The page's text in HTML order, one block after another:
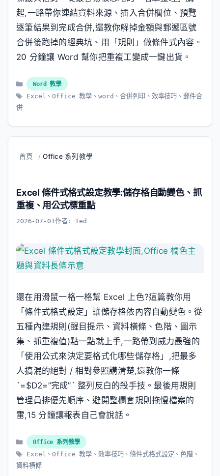
起,一路帶你連結資料來源、插入合併欄位、預覽
逐筆結果到完成合併,還教你解掉金額與郵遞區號
合併後跑掉的經典坑、用「規則」做條件式內容。
20 分鐘讓 Word 幫你把重複工變成一鍵出貨。
分
類
Word 教學
標
Excel 、Office 教學 、 word 、合併列印 、 效率技巧 、郵件合
併
首頁 /Office 系列教學
Excel 條件式格式設定教學:儲存格自動變色、抓
重複、用公式標重點
2026-07-01作者:Ted
還在用滑鼠一格一格幫 Excel 上色?這篇教你用
「條件式格式設定」讓儲存格依內容自動變色。從
五種內建規則(醒目提示、資料橫條、色階、圖示
集、抓重複值)點一點就上手,一路帶到威力最強的
「使用公式來決定要格式化哪些儲存格」,把最多
人搞混的絕對 / 相對參照講清楚,還教你一條
`=$D2=”完成”` 整列反白的殺手技。最後用規則
管理員排優先順序、避開整欄套規則拖慢檔案的
雷,15 分鐘讓報表自己會說話。
分
類
Office 系列教學
標
籤
Excel 、Office 教學 、 效率技巧、條件式格式設定 、色階 、
資料橫條